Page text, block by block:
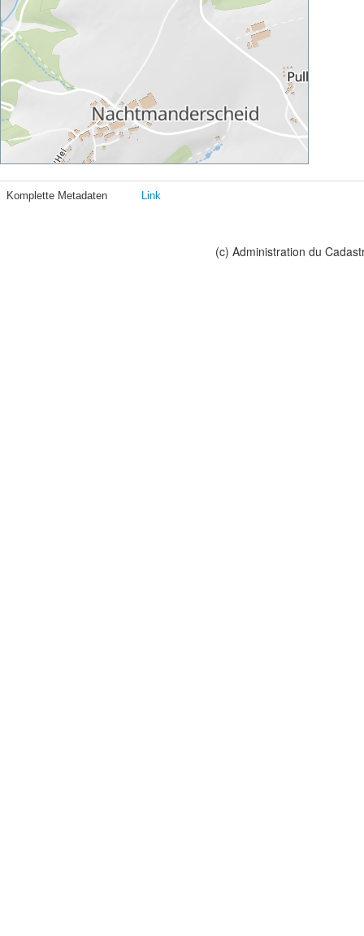
Komplette Metadaten Link
(c) Administration du